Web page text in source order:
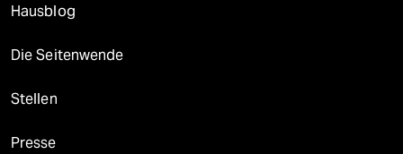
Hausblog
Die Seitenwende
Stellen
Presse